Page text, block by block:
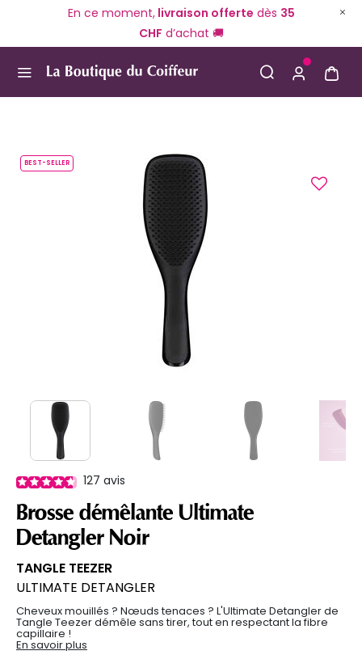
En ce moment,livraison offerte dès 35
CHF d’achat 🚚
BEST-SELLER
127 avis
Brosse démêlante Ultimate
Detangler Noir
TANGLE TEEZER
ULTIMATE DETANGLER
Cheveux mouillés ? Nœuds tenaces ? L'Ultimate Detangler de
Tangle Teezer démêle sans tirer, tout en respectant la fibre
capillaire !
En savoir plus